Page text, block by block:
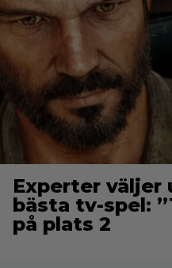
Experter väljer
bästa tv-spel:
på plats 2